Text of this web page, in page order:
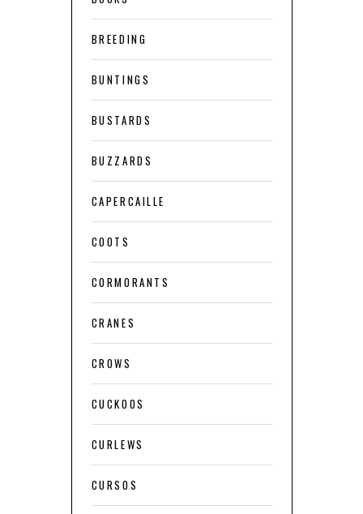
BREEDING
BUNTINGS
BUSTARDS
BUZZARDS
CAPERCAILLE
COOTS
CORMORANTS
CRANES
CROWS
CUCKOOS
CURLEWS
CURSOS